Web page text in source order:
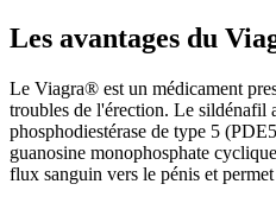
Les avantages du
Le Viagra® est un médicament
troubles de l'érection. Le sildénafil
phosphodiestérase de type 5
guanosine monophosphate
flux sanguin vers le pénis et